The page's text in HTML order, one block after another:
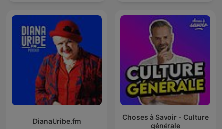
DianaUribe.fm
Choses à Savoir - Culture
générale